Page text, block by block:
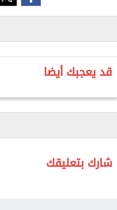
جاء ذلك خلال فعاليات الندوة
نظمها قطاع خدمة المجتمع
الشيخ، بالتعاون مع محافظة
بهدف نشر الوعي بالمبادرة،
مشروعات مبتكرة تحقق
الاقتصادية.
أُقيمت الندوة برعاية
الدكتور عمرو البشبيشي، نائب
قد يعجبك أيضا
شارك بتعليقك